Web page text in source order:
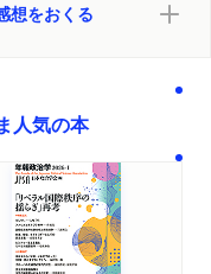
想をおくる
人気の本